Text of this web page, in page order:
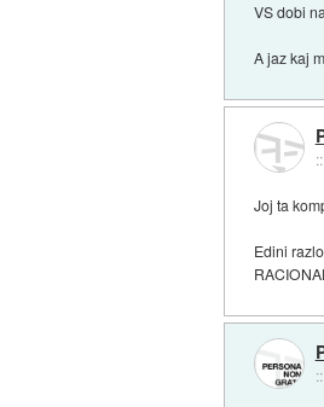
VS dobi
A jaz kaj
::
Joj ta
Edini
::